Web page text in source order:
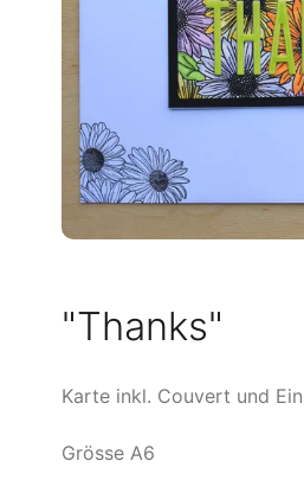
"Thanks"
Karte inkl. Couvert und
Grösse A6